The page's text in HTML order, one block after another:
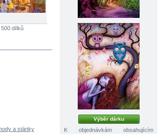
500 dílků 500 dílků 500 dílků
a stánky
Výběr dárku
K objednávkám obsahujícím